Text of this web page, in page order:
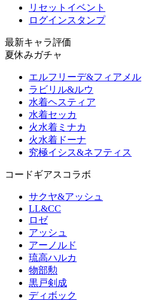
リセットイベント
ログインスタンプ
最新キャラ評価
夏休みガチャ
エルフリーデ&フィアメル
ラビリル&ルウ
水着ヘスティア
水着セッカ
火水着ミナカ
火水着ドーナ
究極イシス&ネフティス
コードギアスコラボ
サクヤ&アッシュ
LL&CC
ロゼ
アッシュ
アーノルド
琉高ハルカ
物部勲
黒戸剣成
ディボック